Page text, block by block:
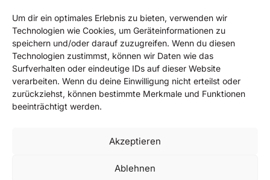
Um dir ein optimales Erlebnis zu bieten, verwenden wir
Technologien wie Cookies, um Geräteinformationen zu
speichern und/oder darauf zuzugreifen. Wenn du diesen
Technologien zustimmst, können wir Daten wie das
Surfverhalten oder eindeutige IDs auf dieser Website
verarbeiten. Wenn du deine Einwilligung nicht erteilst oder
zurückziehst, können bestimmte Merkmale und Funktionen
beeinträchtigt werden.
Akzeptieren
Ablehnen
Die auf dieser Website veröffentlichten Inhalte und Werke
unterliegen dem deutschen bzw. schweizerischen
Urheberrecht. Jede Verwertung außerhalb der engen
Grenzen des Urheberrechtsgesetzes bedarf der vorherigen
schriftlichen Zustimmung der jeweiligen Rechteinhaber.
Bildnachweise
Alle auf dieser Website verwendeten Bilder, Fotos und
Grafiken sind urheberrechtlich geschützt.